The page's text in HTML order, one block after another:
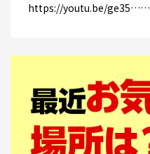
https://youtu.be/ge35……